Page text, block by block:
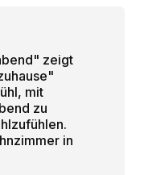
zeigt
mit
zu
in